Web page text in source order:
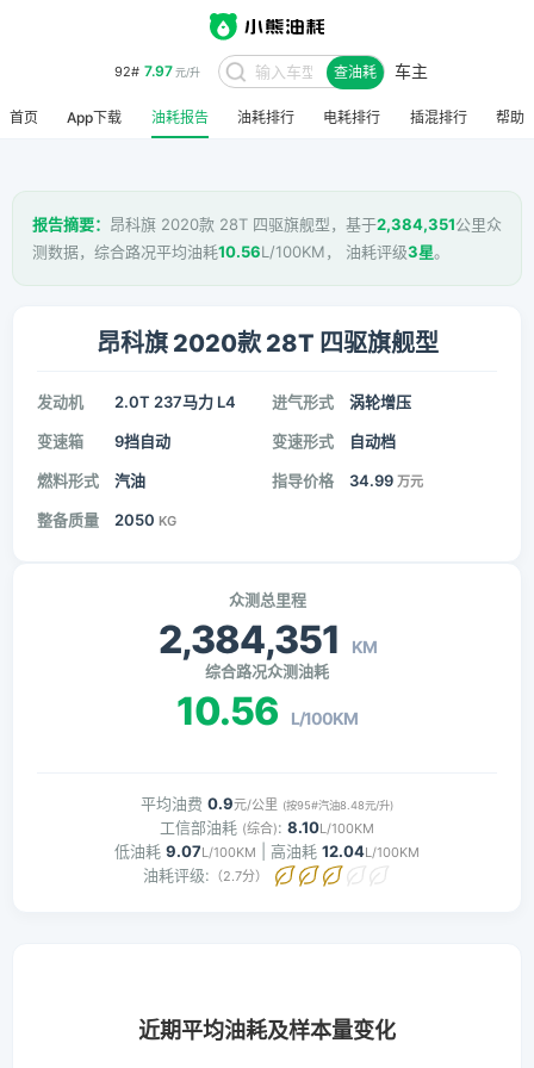
92# 7.97元/升 查油耗 车主
首页 App下载 油耗报告 油耗排行 电耗排行 插混排行 帮助
报告摘要： 昂科旗 2020款 28T 四驱旗舰型，基于2,384,351公里众
测数据，综合路况平均油耗10.56L/100KM， 油耗评级3星。
昂科旗 2020款 28T 四驱旗舰型
发动机 2.0T 237马力 L4 进气形式 涡轮增压
变速箱 9挡自动 变速形式 自动档
燃料形式 汽油 指导价格 34.99 万元
整备质量 2050 KG
众测总里程
2,384,351 KM
综合路况众测油耗
10.56 L/100KM
平均油费 0.9元/公里 (按95#汽油8.48元/升)
工信部油耗 (综合): 8.10L/100KM
低油耗 9.07L/100KM | 高油耗 12.04L/100KM
油耗评级: （2.7分）